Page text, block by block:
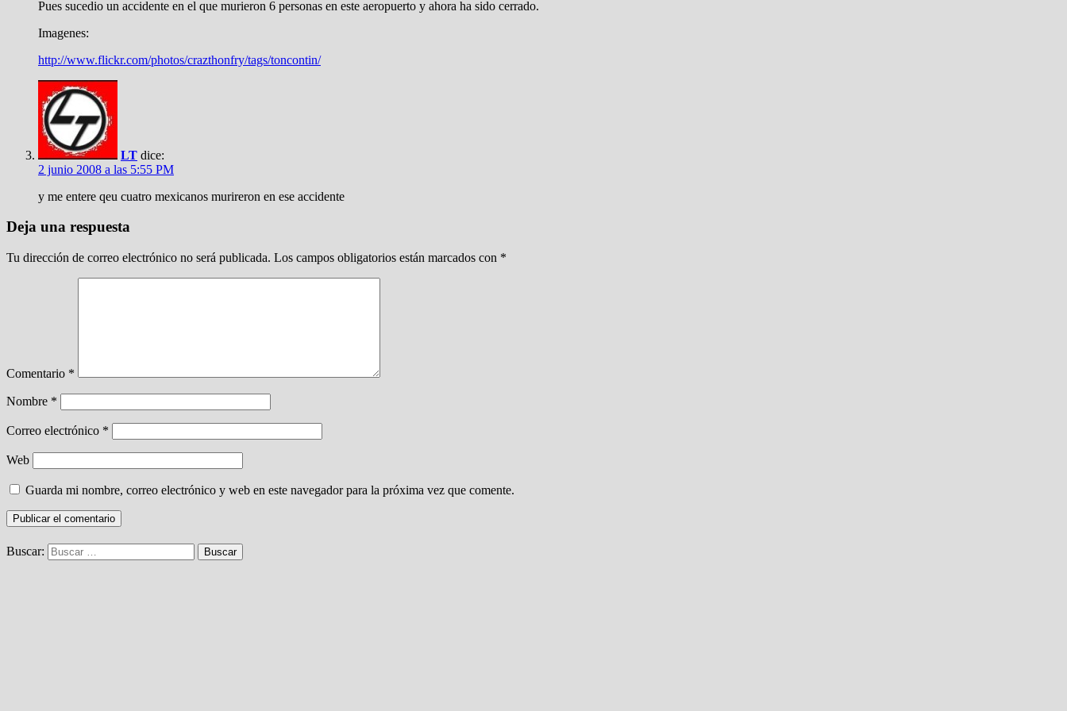
Pues sucedio un accidente en el que murieron 6 personas en este aeropuerto y ahora ha sido cerrado.
Imagenes:
http://www.flickr.com/photos/crazthonfry/tags/toncontin/
LT dice:
2 junio 2008 a las 5:55 PM
y me entere qeu cuatro mexicanos murireron en ese accidente
Deja una respuesta
Tu dirección de correo electrónico no será publicada. Los campos obligatorios están marcados con *
Comentario *
Nombre *
Correo electrónico *
Web
Guarda mi nombre, correo electrónico y web en este navegador para la próxima vez que comente.
Buscar: